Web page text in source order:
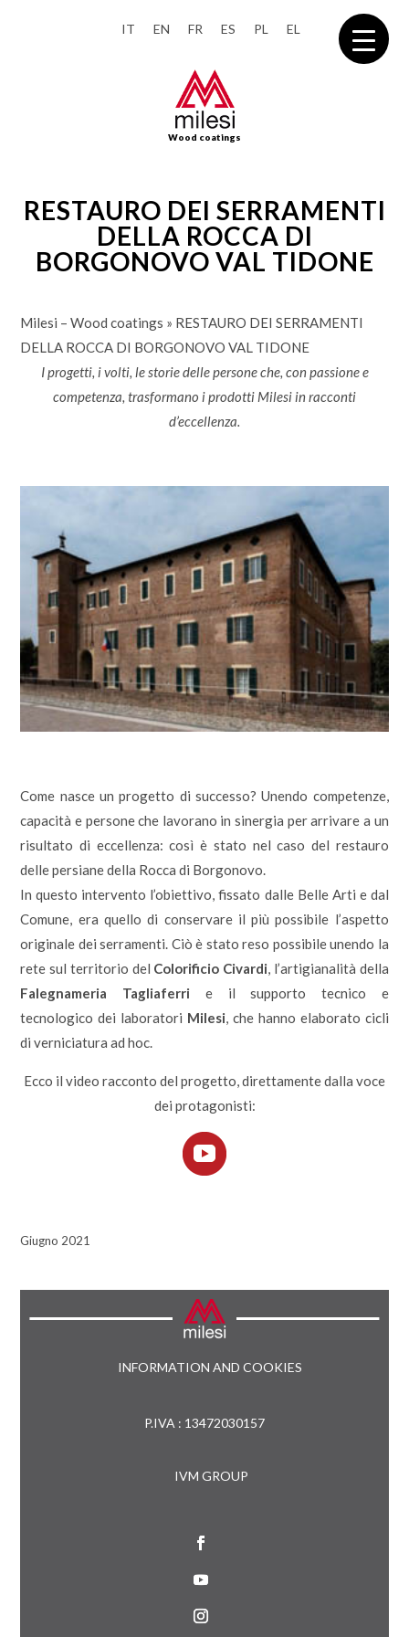
IT EN FR ES PL EL
Wood coatings
RESTAURO DEI SERRAMENTI
DELLA ROCCA DI
BORGONOVO VAL TIDONE
Milesi – Wood coatings » RESTAURO DEI SERRAMENTI
DELLA ROCCA DI BORGONOVO VAL TIDONE
I progetti, i volti, le storie delle persone che, con passione e
competenza, trasformano i prodotti Milesi in racconti
d’eccellenza.
Come nasce un progetto di successo? Unendo competenze,
capacità e persone che lavorano in sinergia per arrivare a un
risultato di eccellenza: così è stato nel caso del restauro
delle persiane della Rocca di Borgonovo.
In questo intervento l’obiettivo, fissato dalle Belle Arti e dal
Comune, era quello di conservare il più possibile l’aspetto
originale dei serramenti. Ciò è stato reso possibile unendo la
rete sul territorio del Colorificio Civardi, l’artigianalità della
Falegnameria Tagliaferri e il supporto tecnico e
tecnologico dei laboratori Milesi, che hanno elaborato cicli
di verniciatura ad hoc.
Ecco il video racconto del progetto, direttamente dalla voce
dei protagonisti:
Giugno 2021
INFORMATION AND COOKIES
P.IVA : 13472030157
IVM GROUP